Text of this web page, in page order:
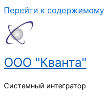
Перейти к содержимому
ООО "Кванта"
Системный интегратор